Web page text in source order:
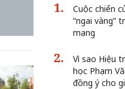
Cuộc chiến
“ngai vàng”
mạng
Vì sao Hiệu
học Phạm
đồng ý cho